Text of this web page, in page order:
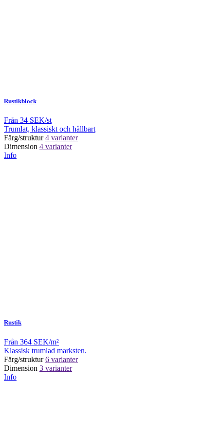
Rustikblock
Från 34 SEK/st
Trumlat, klassiskt och hållbart
Färg/struktur 4 varianter
Dimension 4 varianter
Info
Rustik
Från 364 SEK/m²
Klassisk trumlad marksten.
Färg/struktur 6 varianter
Dimension 3 varianter
Info